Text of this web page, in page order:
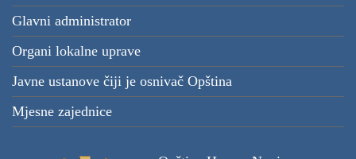
Glavni administrator
Organi lokalne uprave
Javne ustanove čiji je osnivač Opština
Mjesne zajednice